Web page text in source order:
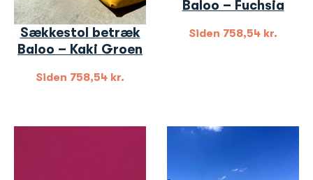
Sækkestol betræk
Baloo – Kaki Groen
Siden 758,54 kr.
Baloo – Fuchsia
Siden 758,54 kr.